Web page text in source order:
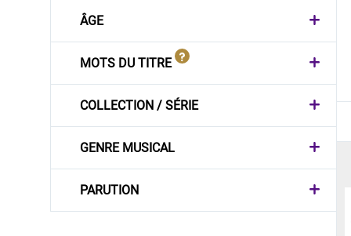
ÂGE
MOTS DU TITRE
COLLECTION / SÉRIE
GENRE MUSICAL
PARUTION